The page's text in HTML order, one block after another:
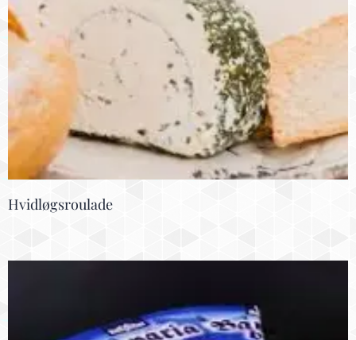
Hvidløgsroulade